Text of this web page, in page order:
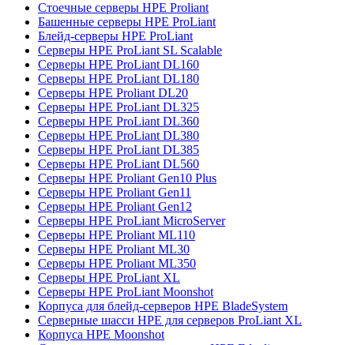
Стоечные серверы HPE Proliant
Башенные серверы HPE ProLiant
Блейд-серверы HPE ProLiant
Серверы HPE ProLiant SL Scalable
Серверы HPE ProLiant DL160
Серверы HPE ProLiant DL180
Серверы HPE Proliant DL20
Серверы HPE ProLiant DL325
Серверы HPE ProLiant DL360
Серверы HPE ProLiant DL380
Серверы HPE ProLiant DL385
Серверы HPE ProLiant DL560
Серверы HPE Proliant Gen10 Plus
Серверы HPE Proliant Gen11
Серверы HPE Proliant Gen12
Серверы HPE ProLiant MicroServer
Серверы HPE Proliant ML110
Серверы HPE Proliant ML30
Серверы HPE Proliant ML350
Серверы HPE ProLiant XL
Серверы HPE ProLiant Moonshot
Корпуса для блейд-серверов HPE BladeSystem
Серверные шасси HPE для серверов ProLiant XL
Корпуса HPE Moonshot